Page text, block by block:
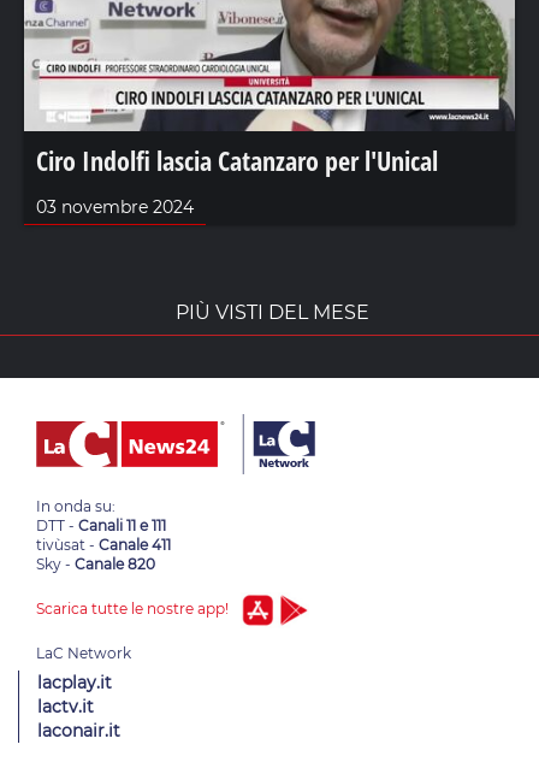
Ciro Indolfi lascia Catanzaro per l'Unical
03 novembre 2024
PIÙ VISTI DEL MESE
In onda su:
DTT - Canali 11 e 111
tivùsat - Canale 411
Sky - Canale 820
Scarica tutte le nostre app!
lacplay.it
lactv.it
laconair.it